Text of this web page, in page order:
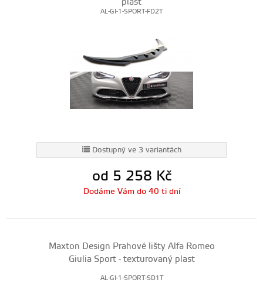
AL-GI-1-SPORT-FD2T
Dostupný ve 3 variantách
od 5 258 Kč
Dodáme Vám do 40 ti dní
Maxton Design Prahové lišty Alfa Romeo
Giulia Sport - texturovaný plast
AL-GI-1-SPORT-SD1T